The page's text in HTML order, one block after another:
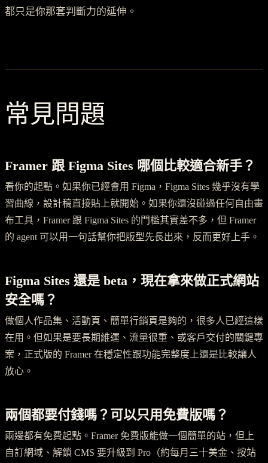
都只是你那套判斷力的延伸。
常見問題
Framer 跟 Figma Sites 哪個比較適合新手？
看你的起點。如果你已經會用 Figma，Figma Sites 幾乎沒有學
習曲線，設計稿直接貼上就開始。如果你還沒碰過任何自由畫
布工具，Framer 跟 Figma Sites 的門檻其實差不多，但 Framer
的 agent 可以用一句話幫你把版型先長出來，反而更好上手。
Figma Sites 還是 beta，現在拿來做正式網站
安全嗎？
做個人作品集、活動頁、簡單行銷頁是夠的，很多人已經這樣
在用。但如果是要長期維運、流量很重、或客戶交付的關鍵專
案，正式版的 Framer 在穩定性跟功能完整度上還是比較讓人
放心。
兩個都要付錢嗎？可以只用免費版嗎？
兩邊都有免費起點。Framer 免費版能做一個簡單的站，但上
自訂網域、解鎖 CMS 要升級到 Pro（約每月三十美金、按站